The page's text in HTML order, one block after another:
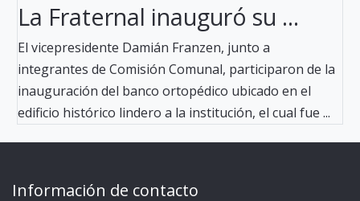
La Fraternal inauguró su ...
El vicepresidente Damián Franzen, junto a
integrantes de Comisión Comunal, participaron de la
inauguración del banco ortopédico ubicado en el
edificio histórico lindero a la institución, el cual fue ...
Información de contacto